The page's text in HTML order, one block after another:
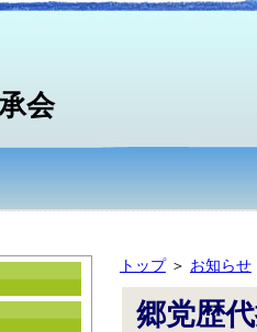
会
トップ＞ お知らせ
郷党歴